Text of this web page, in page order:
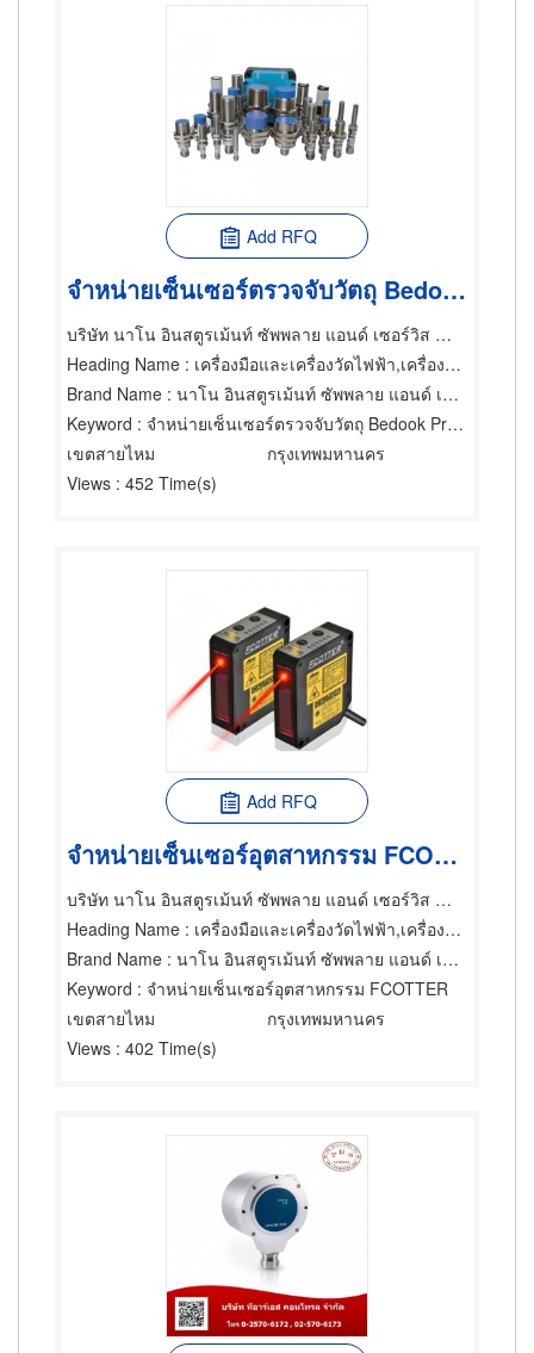
Add RFQ
จำหน่ายเซ็นเซอร์ตรวจจับวัตถุ Bedook Proximity Sensors
บริษัท นาโน อินสตูรเม้นท์ ซัพพลาย แอนด์ เซอร์วิส จำกัด
Heading Name : เครื่องมือและเครื่องวัดไฟฟ้า,เครื่องมืออุตสาหกรรม,เครื่องมือและเครื่องวัดอิเล็กทรอนิกส์
Brand Name : นาโน อินสตูรเม้นท์ ซัพพลาย แอนด์ เซอร์วิส
Keyword : จำหน่ายเซ็นเซอร์ตรวจจับวัตถุ Bedook Proximity Sensors
เขตสายไหม
กรุงเทพมหานคร
Views : 452 Time(s)
Add RFQ
จำหน่ายเซ็นเซอร์อุตสาหกรรม FCOTTER
บริษัท นาโน อินสตูรเม้นท์ ซัพพลาย แอนด์ เซอร์วิส จำกัด
Heading Name : เครื่องมือและเครื่องวัดไฟฟ้า,เครื่องมือและเครื่องวัดอิเล็กทรอนิกส์,เครื่องมืออุตสาหกรรม
Brand Name : นาโน อินสตูรเม้นท์ ซัพพลาย แอนด์ เซอร์วิส
Keyword : จำหน่ายเซ็นเซอร์อุตสาหกรรม FCOTTER
เขตสายไหม
กรุงเทพมหานคร
Views : 402 Time(s)